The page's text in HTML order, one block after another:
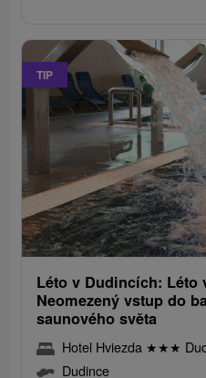
TIP
Léto v Dudincích: Léto
Neomezený vstup do
saunového světa
Hotel Hviezda ★★★
Dudince